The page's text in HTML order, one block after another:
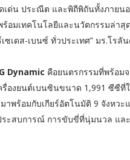
ด่น ประณีต และพิถีพิถันทั้งภายน
อมเทคโนโลยีและนวัตกรรมล่าสุ
เดส-เบนซ์ ทั่วประเทศ” มร.โรลัน
Dynamic คือยนตรกรรมที่พร้อม
องยนต์เบนซินขนาด 1,991 ซีซีที่
าพร้อมกับเกียร์อัตโนมัติ 9 จังหว
ะสบการณ์ การขับขี่ที่นุ่มนวล แล